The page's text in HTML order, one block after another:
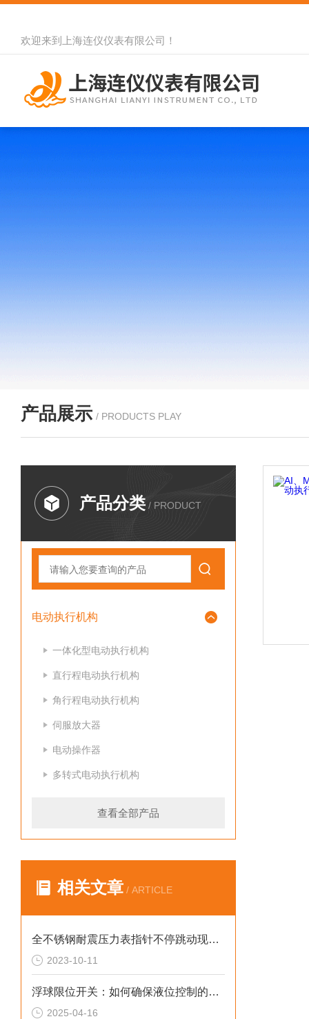
欢迎来到 上海连仪仪表有限公司 ！
产品展示 / PRODUCTS PLAY
产品分类 / PRODUCT
电动执行机构
一体化型电动执行机构
直行程电动执行机构
角行程电动执行机构
伺服放大器
电动操作器
多转式电动执行机构
查看全部产品
相关文章 / ARTICLE
全不锈钢耐震压力表指针不停跳动现象解读
2023-10-11
浮球限位开关：如何确保液位控制的稳定性与可靠性
2025-04-16